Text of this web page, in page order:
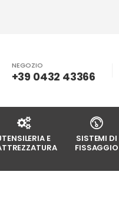
NEGOZIO
+39 0432 43366
E
SISTEMI DI
FISSAGGIO